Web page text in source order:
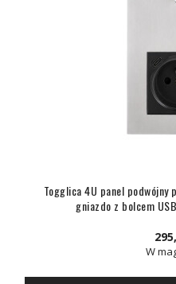
Togglica 4U panel podwójny
gniazdo z bolcem
W